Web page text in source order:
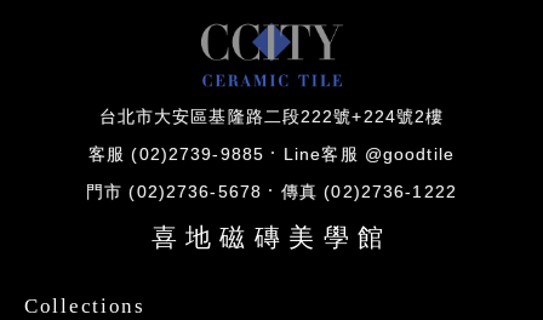
台北市大安區基隆路二段222號+224號2樓
客服 (02)2739-9885 Line客服 @goodtile
門市 (02)2736-5678 傳真 (02)2736-1222
喜地磁磚美學館
Collections